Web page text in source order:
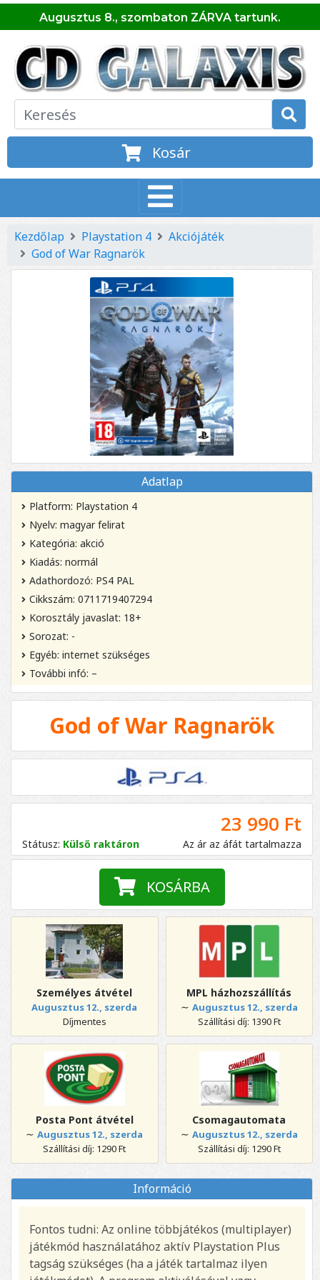
Augusztus 8., szombaton ZÁRVA tartunk.
Kosár
Kezdőlap Playstation 4
Akciójáték
God of War Ragnarök
Adatlap
Platform: Playstation 4
Nyelv: magyar felirat
Kategória: akció
Kiadás: normál
Adathordozó: PS4 PAL
Cikkszám: 0711719407294
Korosztály javaslat: 18+
Sorozat: -
Egyéb: internet szükséges
További infó: –
God of War Ragnarök
Státusz: Külső raktáron
23 990 Ft
Az ár az áfát tartalmazza
KOSÁRBA
Személyes átvétel
Augusztus 12., szerda
Díjmentes
MPL házhozszállítás
∼ Augusztus 12., szerda
Szállítási díj: 1390 Ft
Posta Pont átvétel
∼Augusztus 12., szerda
Szállítási díj: 1290 Ft
Csomagautomata
∼ Augusztus 12., szerda
Szállítási díj: 1290 Ft
Információ
Fontos tudni: Az online többjátékos (multiplayer)
játékmód használatához aktív Playstation Plus
tagság szükséges (ha a játék tartalmaz ilyen